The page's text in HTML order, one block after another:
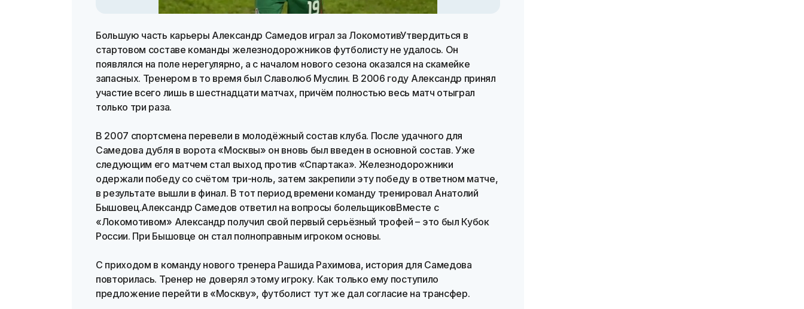
Большую часть карьеры Александр Самедов играл за ЛокомотивУтвердиться в
стартовом составе команды железнодорожников футболисту не удалось. Он
появлялся на поле нерегулярно, а с началом нового сезона оказался на скамейке
запасных. Тренером в то время был Славолюб Муслин. В 2006 году Александр принял
участие всего лишь в шестнадцати матчах, причём полностью весь матч отыграл
только три раза.
В 2007 спортсмена перевели в молодёжный состав клуба. После удачного для
Самедова дубля в ворота «Москвы» он вновь был введен в основной состав. Уже
следующим его матчем стал выход против «Спартака». Железнодорожники
одержали победу со счётом три-ноль, затем закрепили эту победу в ответном матче,
в результате вышли в финал. В тот период времени команду тренировал Анатолий
Бышовец.Александр Самедов ответил на вопросы болельщиковВместе с
«Локомотивом» Александр получил свой первый серьёзный трофей – это был Кубок
России. При Бышовце он стал полноправным игроком основы.
С приходом в команду нового тренера Рашида Рахимова, история для Самедова
повторилась. Тренер не доверял этому игроку. Как только ему поступило
предложение перейти в «Москву», футболист тут же дал согласие на трансфер.